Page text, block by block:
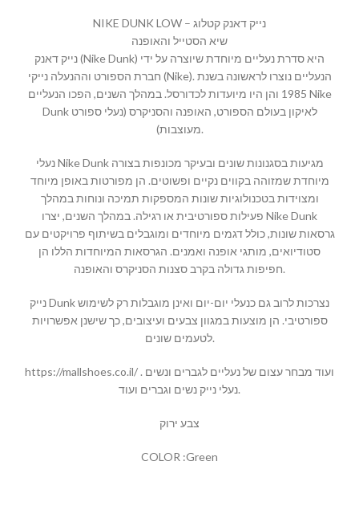
NIKE DUNK LOW – נייק דאנק קטלוג
שיא הסטייל והאופנה
נייק דאנק (Nike Dunk) היא סדרת נעליים מיוחדת שיוצרה על ידי
חברת הספורט וההנעלה נייקי (Nike). הנעליים נוצרו לראשונה בשנת
1985 והן היו מיועדות לכדורסל. במהלך השנים, הפכו הנעליים Nike
Dunk לאיקון בעולם הספורט, האופנה והסניקרס (נעלי ספורט
מעוצבות).
נעלי Nike Dunk מגיעות בסגנונות שונים ובעיקר מכונפות בצורה
מיוחדת שמזוהה בקווים נקיים ופשוטים. הן מפורטות באופן מיוחד
ומצוידות בטכנולוגיות שונות המספקות תמיכה ונוחות במהלך
פעילות ספורטיבית או רגילה. במהלך השנים, יצרו Nike Dunk
גרסאות שונות, כולל דגמים מיוחדים ומוגבלים בשיתוף פרויקטים עם
סטודיואים, מותגי אופנה ואמנים. הגרסאות המיוחדות הללו הן
חפיפות גדולה בקרב סצנות הסניקרס והאופנה.
נייק Dunk נצרכות לרוב גם כנעלי יום-יום ואינן מוגבלות רק לשימוש
ספורטיבי. הן מוצעות במגוון צבעים ועיצובים, כך שישנן אפשרויות
לטעמים שונים.
https://mallshoes.co.il/ ועוד מבחר עצום של נעליים לגברים ונשים .
נעלי נייק נשים וגברים ועוד.
צבע ירוק
COLOR :Green